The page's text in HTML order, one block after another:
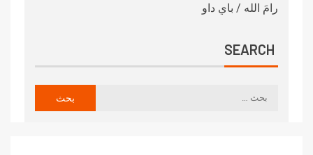
رامَ الله / باي داو
SEARCH